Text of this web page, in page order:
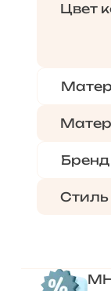
Цвет
Бренд
Стиль